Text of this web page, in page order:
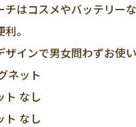
チはコスメやバッテリー
。
インで男女問わずお使い
ネット
なし
なし